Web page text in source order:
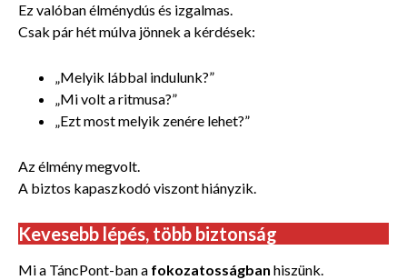
Ez valóban élménydús és izgalmas.
Csak pár hét múlva jönnek a kérdések:
„Melyik lábbal indulunk?”
„Mi volt a ritmusa?”
„Ezt most melyik zenére lehet?”
Az élmény megvolt.
A biztos kapaszkodó viszont hiányzik.
Kevesebb lépés, több biztonság
Mi a TáncPont-ban a fokozatosságban hiszünk.